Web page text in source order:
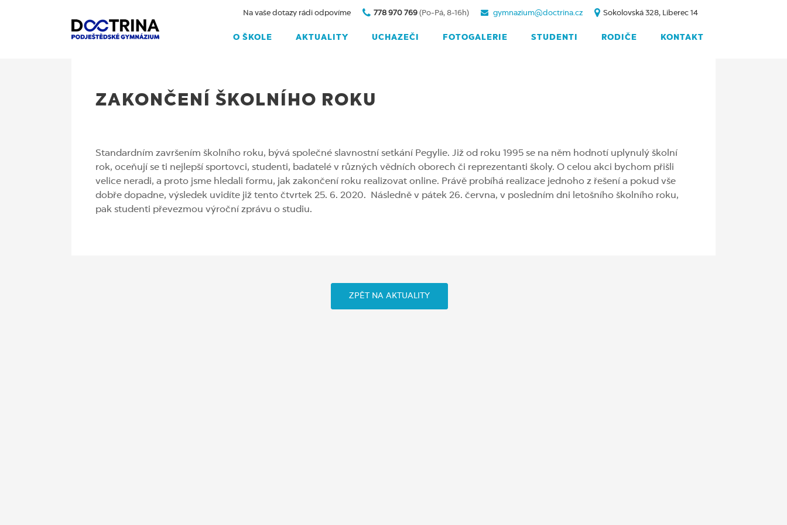
O ŠKOLE AKTUALITY UCHAZEČI FOTOGALERIE STUDENTI RODIČE KONTAKT
Na vaše dotazy rádi odpovíme 778 970 769 (Po-Pá, 8-16h) gymnazium@doctrina.cz Sokolovská 328, Liberec 14
ZAKONČENÍ ŠKOLNÍHO ROKU
Standardním završením školního roku, bývá společné slavnostní setkání Pegylie. Již od roku 1995 se na něm hodnotí uplynulý školní
rok, oceňují se ti nejlepší sportovci, studenti, badatelé v různých vědních oborech či reprezentanti školy. O celou akci bychom přišli
velice neradi, a proto jsme hledali formu, jak zakončení roku realizovat online. Právě probíhá realizace jednoho z řešení a pokud vše
dobře dopadne, výsledek uvidíte již tento čtvrtek 25. 6. 2020. Následně v pátek 26. června, v posledním dni letošního školního roku,
pak studenti převezmou výroční zprávu o studiu.
ZPĚT NA AKTUALITY